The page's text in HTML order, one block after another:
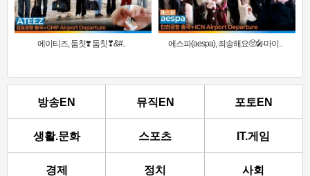
에이티즈, 둠칫❣️ 둠칫❣&#.. 에스파(aespa), 죄송해요🥺🎤마이..
방송EN 뮤직EN 포토EN
생활.문화 스포츠 IT.게임
경제 정치 사회